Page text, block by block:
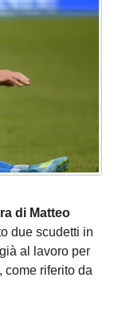
di Matteo
due scudetti in
al lavoro per
come riferito da